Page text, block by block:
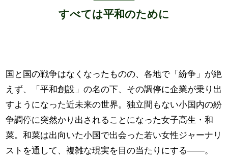
すべては平和のために
国と国の戦争はなくなったものの、各地で「紛争」が絶
えず、「平和創設」の名の下、その調停に企業が乗り出
すようになった近未来の世界。独立間もない小国内の紛
争調停に突然かり出されることになった女子高生・和
菜。和菜は出向いた小国で出会った若い女性ジャーナリ
ストを通して、複雑な現実を目の当たりにする――。